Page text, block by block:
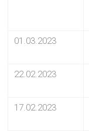
01.03.2023
22.02.2023
17.02.2023